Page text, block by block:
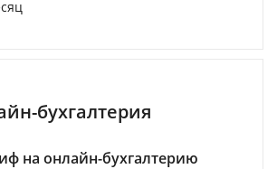
бухгалтерия
на онлайн-бухгалтерию